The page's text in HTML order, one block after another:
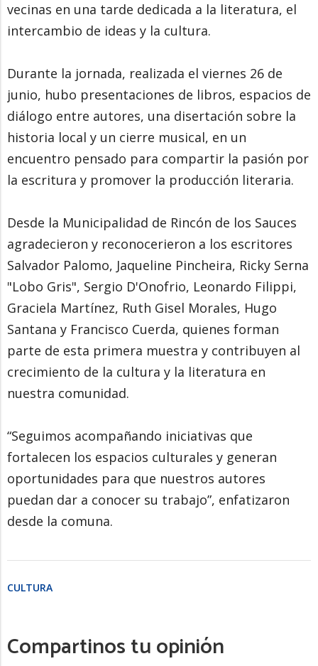
vecinas en una tarde dedicada a la literatura, el
intercambio de ideas y la cultura.
Durante la jornada, realizada el viernes 26 de
junio, hubo presentaciones de libros, espacios de
diálogo entre autores, una disertación sobre la
historia local y un cierre musical, en un
encuentro pensado para compartir la pasión por
la escritura y promover la producción literaria.
Desde la Municipalidad de Rincón de los Sauces
agradecieron y reconocerieron a los escritores
Salvador Palomo, Jaqueline Pincheira, Ricky Serna
"Lobo Gris", Sergio D'Onofrio, Leonardo Filippi,
Graciela Martínez, Ruth Gisel Morales, Hugo
Santana y Francisco Cuerda, quienes forman
parte de esta primera muestra y contribuyen al
crecimiento de la cultura y la literatura en
nuestra comunidad.
“Seguimos acompañando iniciativas que
fortalecen los espacios culturales y generan
oportunidades para que nuestros autores
puedan dar a conocer su trabajo”, enfatizaron
desde la comuna.
CULTURA
Compartinos tu opinión